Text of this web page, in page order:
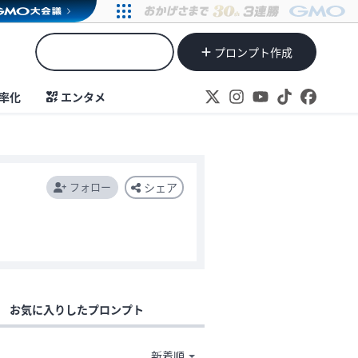
プロンプト作成
化 エンタメ
フォロー シェア
お気に入りしたプロンプト